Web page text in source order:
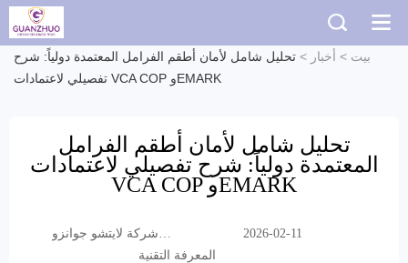
بيت > أخبار > تحليل شامل لأمان أطقم الفرامل المعتمدة دولياً: شرح
تفصيلي لاعتمادات VCA COP وEMARK
تحليل شامل لأمان أطقم الفرامل
المعتمدة دولياً: شرح تفصيلي لاعتمادات
VCA COP وEMARK
شركة لايتشو جوانزو
التجارية المحدودة
2026-02-11
المعرفة التقنية